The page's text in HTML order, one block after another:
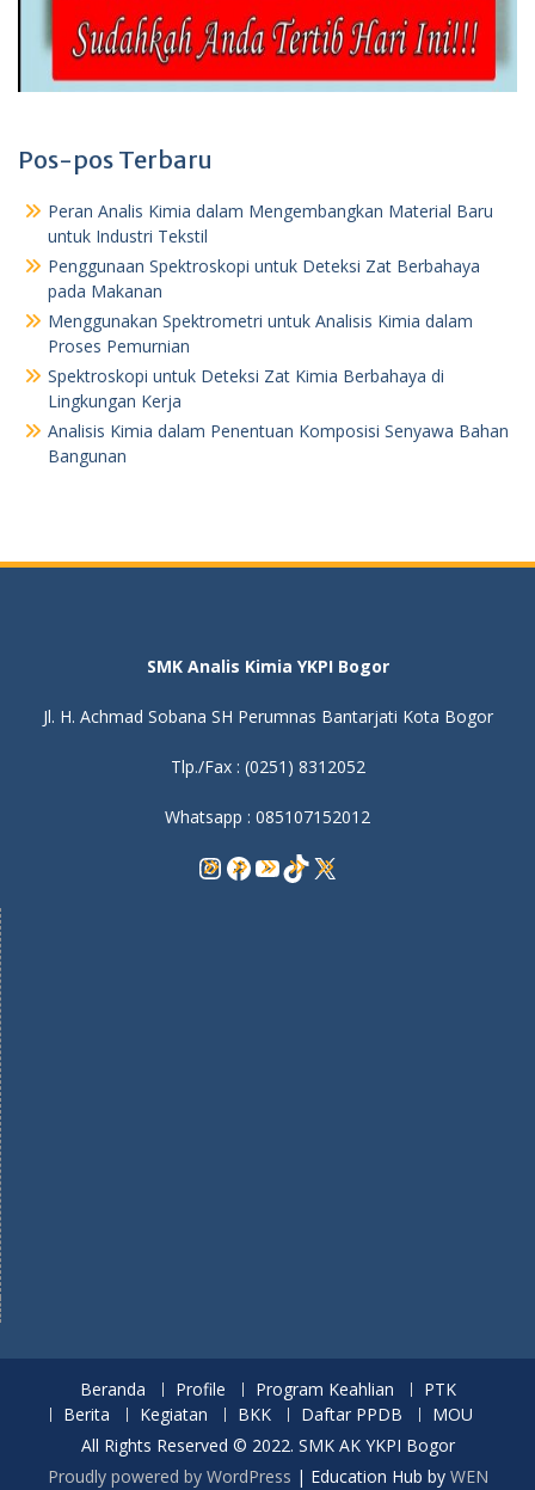
Pos-pos Terbaru
Peran Analis Kimia dalam Mengembangkan Material Baru
untuk Industri Tekstil
Penggunaan Spektroskopi untuk Deteksi Zat Berbahaya
pada Makanan
Menggunakan Spektrometri untuk Analisis Kimia dalam
Proses Pemurnian
Spektroskopi untuk Deteksi Zat Kimia Berbahaya di
Lingkungan Kerja
Analisis Kimia dalam Penentuan Komposisi Senyawa Bahan
Bangunan
SMK Analis Kimia YKPI Bogor
Jl. H. Achmad Sobana SH Perumnas Bantarjati Kota Bogor
Tlp./Fax : (0251) 8312052
Whatsapp : 085107152012
Instagram
Facebook
YouTube
TikTok
X
Beranda Profile Program Keahlian
PTK
Berita
Kegiatan BKK Daftar PPDB
MOU
All Rights Reserved © 2022. SMK AK YKPI Bogor
Proudly powered by WordPress | Education Hub by WEN